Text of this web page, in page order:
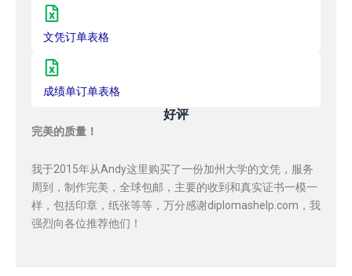
文凭订单表格
成绩单订单表格
好评
完美的质量！
我于2015年从Andy这里购买了一份加州大学的文凭，服务
周到，制作完美，全球包邮，主要的收到和真实证书一模一
样，包括印章，纸张等等，万分感谢diplomashelp.com，我
强烈向各位推荐他们！